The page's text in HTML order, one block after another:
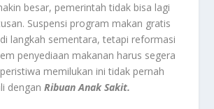
besar, pemerintah tidak bisa lagi
Suspensi program makan gratis
langkah sementara, tetapi reformasi
penyediaan makanan harus segera
memilukan ini tidak pernah
denganRibuan Anak Sakit.